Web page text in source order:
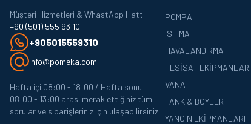
Müşteri Hizmetleri & WhastApp Hattı
+90 (501) 555 93 10
+905015559310
info@pomeka.com
Hafta içi 08:00 - 18:00 / Hafta sonu
08:00 - 13:00 arası merak ettiğiniz tüm
sorular ve siparişleriniz için ulaşabilirsiniz.
POMPA
ISITMA
HAVALANDIRMA
TESISAT EKIPMANLARI
VANA
TANK & BOYLER
YANGIN EKIPMANLARI